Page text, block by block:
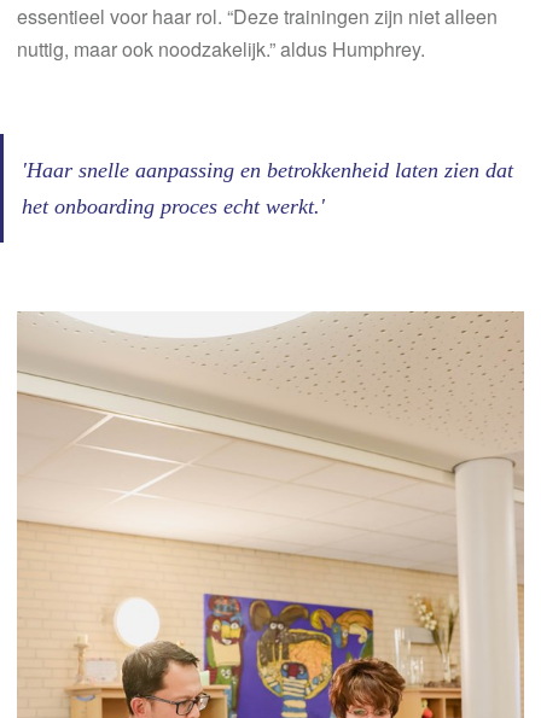
essentieel voor haar rol. “Deze trainingen zijn niet alleen
nuttig, maar ook noodzakelijk.” aldus Humphrey.
'Haar snelle aanpassing en betrokkenheid laten zien dat
het onboarding proces echt werkt.'